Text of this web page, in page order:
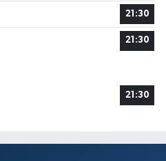
21:30
21:30
21:30